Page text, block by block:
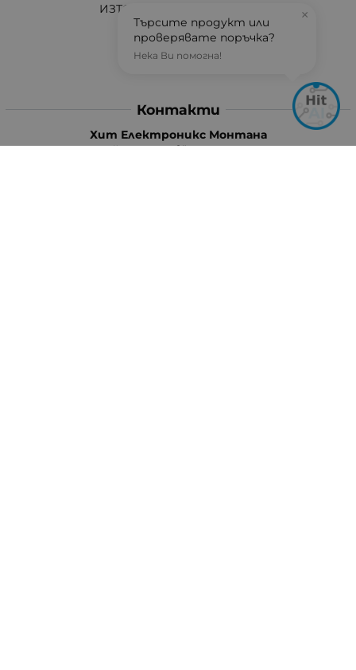
ИЗТОЧНИЦИ НА ЕНЕРГИЯ
И ОЩЕ...
АКТУАЛНО
Контакти
Хит Електроникс Монтана
ул. „Панайот Хитов“ 46, 3400 Монтана
×
Търсите продукт или
проверявате поръчка?
Нека Ви помогна!